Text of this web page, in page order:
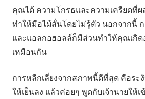
คุณได้ ความโกรธและความเครียดที่ผ
ทำให้มือไม้สั่นโดยไม่รู้ตัว นอกจากนี้
และแอลกอฮอลล์ก็มีส่วนทำให้คุณเกิด
เหมือนกัน
การหลีกเลี่ยงจากสภาพนี้ดีที่สุด คือระ
ให้เย็นลง แล้วค่อยๆ พูดกับเจ้านายให้เ